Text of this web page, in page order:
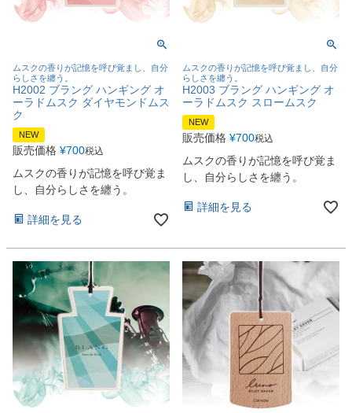
ムスクの香りが記憶を呼び覚まし、自分
らしさを纏う。
H2002 ブラング ハンギング オ
ーラドムスク ダイヤモンドムス
ク
NEW
販売価格 ¥700税込
ムスクの香りが記憶を呼び覚ま
し、自分らしさを纏う。
詳細を見る
ムスクの香りが記憶を呼び覚まし、自分
らしさを纏う。
H2003 ブラング ハンギング オ
ーラドムスク スロームスク
NEW
販売価格 ¥700税込
ムスクの香りが記憶を呼び覚ま
し、自分らしさを纏う。
詳細を見る